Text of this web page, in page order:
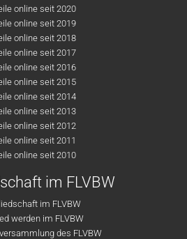
online seit 2020
online seit 2019
online seit 2018
online seit 2017
online seit 2016
online seit 2015
online seit 2014
online seit 2013
online seit 2012
online seit 2011
online seit 2010
im FLVBW
im FLVBW
werden im FLVBW
des FLVBW